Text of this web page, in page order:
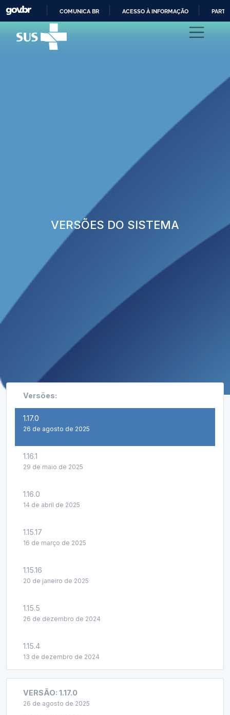
COMUNICA BR ACESSO À INFORMAÇÃO
VERSÕES DO SISTEMA
Versões:
1.17.0
26 de agosto de 2025
1.16.1
29 de maio de 2025
1.16.0
14 de abril de 2025
1.15.17
16 de março de 2025
1.15.16
20 de janeiro de 2025
1.15.5
26 de dezembro de 2024
1.15.4
13 de dezembro de 2024
19 de novembro de 2024
VERSÃO: 1.17.0
26 de agosto de 2025